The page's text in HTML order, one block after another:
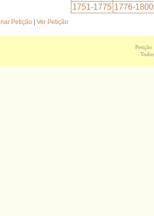
1751-1775 1776-1800
Petição Ver Petição
Petição